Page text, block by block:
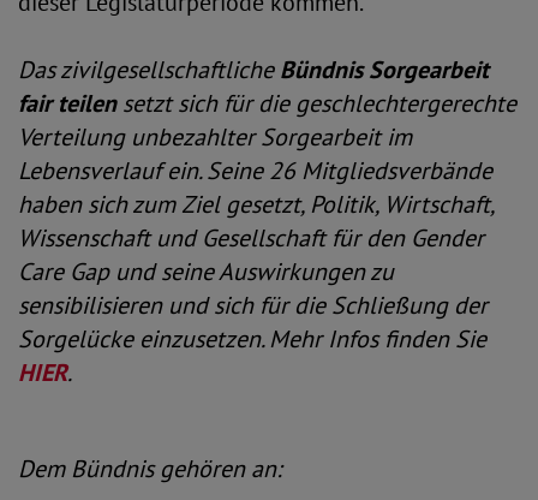
Das zivilgesellschaftlicheBündnis Sorgearbeit
fair teilensetzt sich für die geschlechtergerechte
Verteilung unbezahlter Sorgearbeit im
Lebensverlauf ein. Seine 26 Mitgliedsverbände
haben sich zum Ziel gesetzt, Politik, Wirtschaft,
Wissenschaft und Gesellschaft für den Gender
Care Gap und seine Auswirkungen zu
sensibilisieren und sich für die Schließung der
Sorgelücke einzusetzen. Mehr Infos finden Sie
HIER.
Dem Bündnis gehören an: